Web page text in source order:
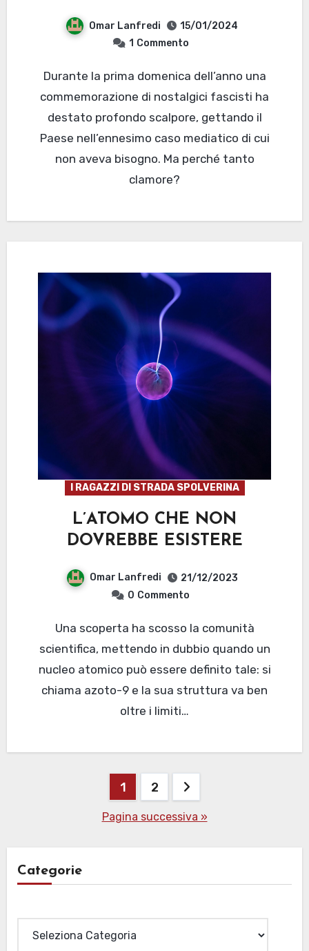
Omar Lanfredi
15/01/2024
1 Commento
Durante la prima domenica dell’anno una
commemorazione di nostalgici fascisti ha
destato profondo scalpore, gettando il
Paese nell’ennesimo caso mediatico di cui
non aveva bisogno. Ma perché tanto
clamore?
I RAGAZZI DI STRADA SPOLVERINA
L’ATOMO CHE NON
DOVREBBE ESISTERE
Omar Lanfredi
21/12/2023
0 Commento
Una scoperta ha scosso la comunità
scientifica, mettendo in dubbio quando un
nucleo atomico può essere definito tale: si
chiama azoto-9 e la sua struttura va ben
oltre i limiti…
Paginazione
1 2
Pagina successiva »
Categorie